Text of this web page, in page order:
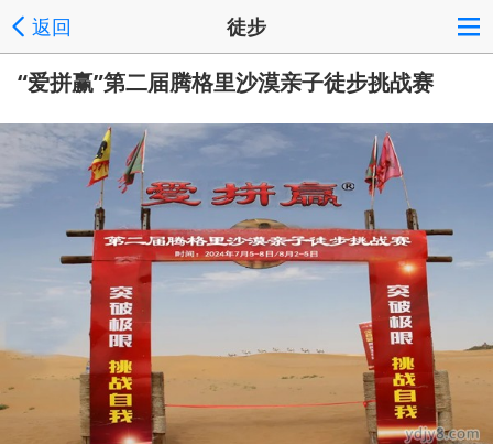
返回 徒步
“爱拼赢”第二届腾格里沙漠亲子徒步挑战赛